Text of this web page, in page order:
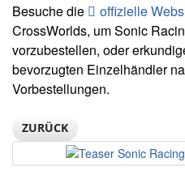
Besuche die offizielle
CrossWorlds, um Sonic
vorzubestellen, oder
bevorzugten Einzelhändler
Vorbestellungen.
ZURÜCK